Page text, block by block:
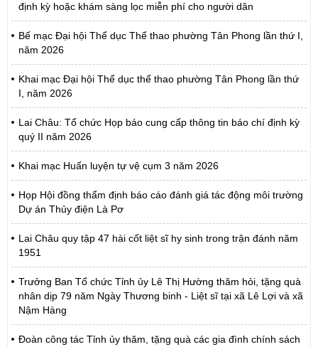
định kỳ hoặc khám sàng lọc miễn phí cho người dân
Bế mạc Đại hội Thể dục Thể thao phường Tân Phong lần thứ I,
năm 2026
Khai mạc Đại hội Thể dục thể thao phường Tân Phong lần thứ
I, năm 2026
Lai Châu: Tổ chức Họp báo cung cấp thông tin báo chí định kỳ
quý II năm 2026
Khai mạc Huấn luyện tự vệ cụm 3 năm 2026
Họp Hội đồng thẩm định báo cáo đánh giá tác động môi trường
Dự án Thủy điện Là Pơ
Lai Châu quy tập 47 hài cốt liệt sĩ hy sinh trong trận đánh năm
1951
Trưởng Ban Tổ chức Tỉnh ủy Lê Thị Hường thăm hỏi, tặng quà
nhân dịp 79 năm Ngày Thương binh - Liệt sĩ tại xã Lê Lợi và xã
Nậm Hàng
Đoàn công tác Tỉnh ủy thăm, tặng quà các gia đình chính sách